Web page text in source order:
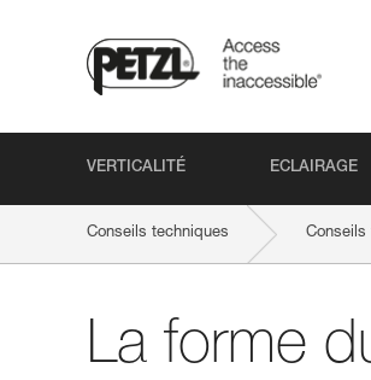
VERTICALITÉ ECLAIRAGE
Conseils techniques Conseils
La forme